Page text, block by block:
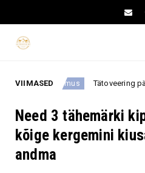
VIIMASEDTätoveering pärast 60.
Need 3 tähemärki
kõige kergemini
andma